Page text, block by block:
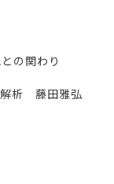
の関わり
析 藤田雅弘